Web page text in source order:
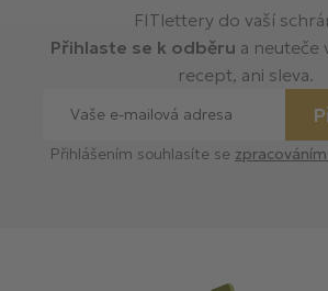
FITlettery do vaší
Přihlaste se k odběru a neuteče
recept, ani sleva.
Přihlášením souhlasíte se